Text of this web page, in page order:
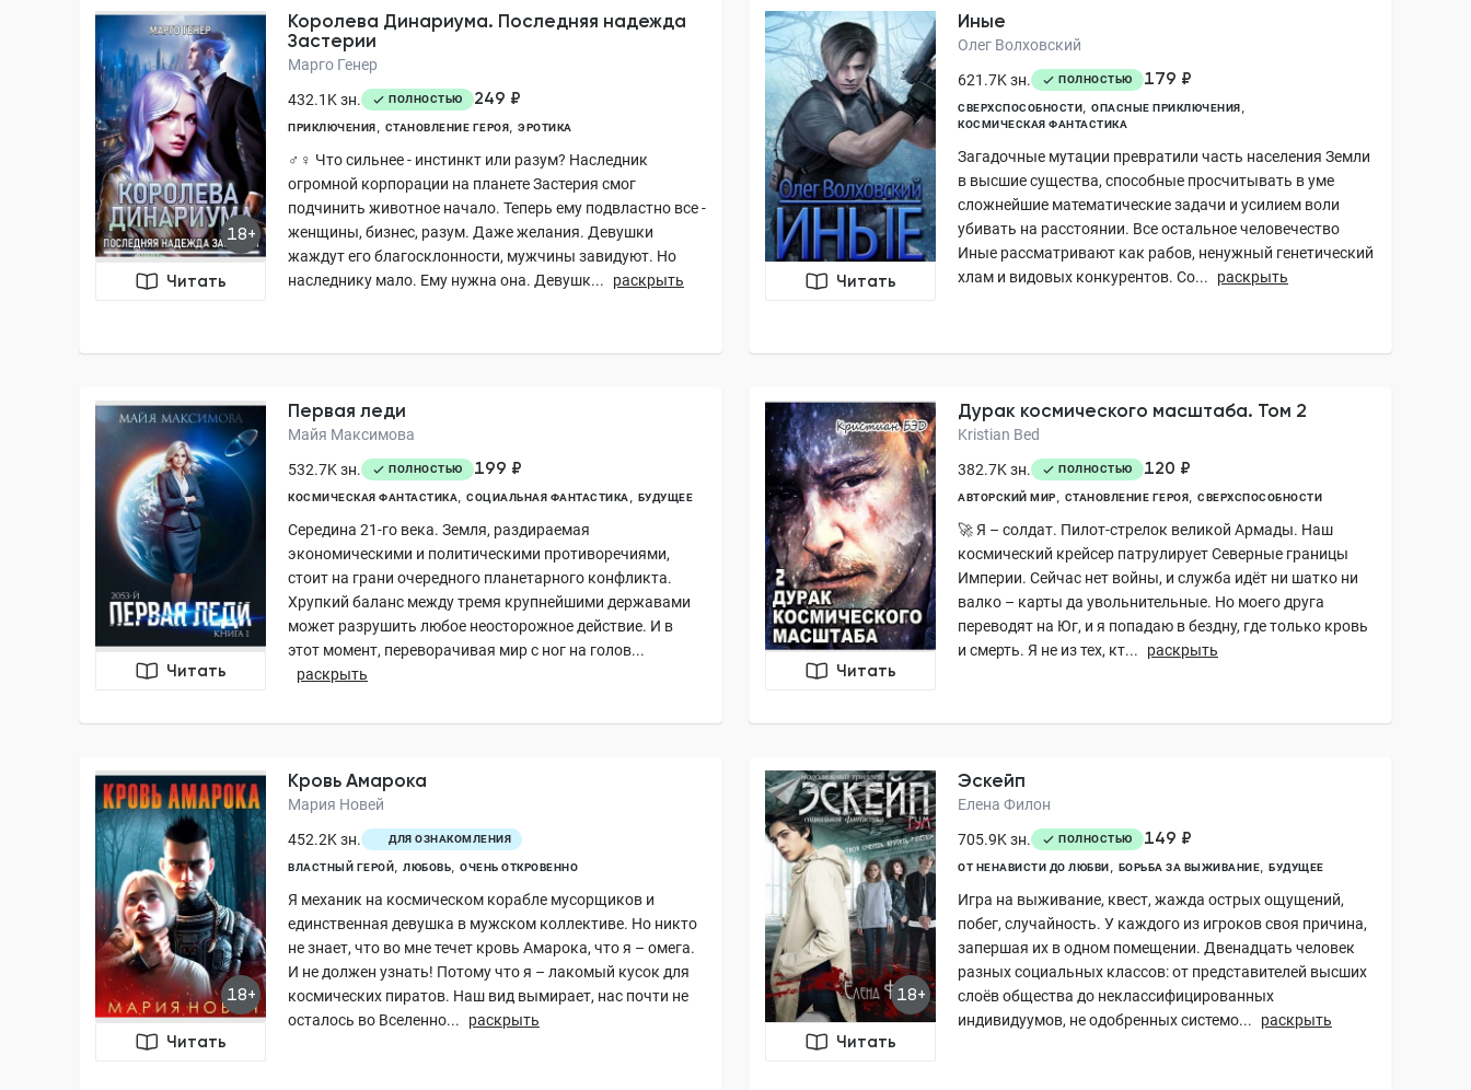
18+
Читать
Королева Динариума. Последняя надежда
Застерии
Марго Генер
432.1K зн.
ПОЛНОСТЬЮ 249 ₽
ПРИКЛЮЧЕНИЯ СТАНОВЛЕНИЕ ГЕРОЯ ЭРОТИКА
♂♀ Что сильнее - инстинкт или разум? Наследник
огромной корпорации на планете Застерия смог
подчинить животное начало. Теперь ему подвластно все -
женщины, бизнес, разум. Даже желания. Девушки
жаждут его благосклонности, мужчины завидуют. Но
наследнику мало. Ему нужна она. Девушк...
раскрыть Читать
Иные
Олег Волховский
621.7K зн.
ПОЛНОСТЬЮ 179 ₽
СВЕРХСПОСОБНОСТИ
ОПАСНЫЕ ПРИКЛЮЧЕНИЯ
КОСМИЧЕСКАЯ ФАНТАСТИКА
Загадочные мутации превратили часть населения Земли
в высшие существа, способные просчитывать в уме
сложнейшие математические задачи и усилием воли
убивать на расстоянии. Все остальное человечество
Иные рассматривают как рабов, ненужный генетический
хлам и видовых конкурентов. Со...
раскрыть
Читать
Первая леди
Майя Максимова
532.7K зн.
ПОЛНОСТЬЮ 199 ₽
КОСМИЧЕСКАЯ ФАНТАСТИКА СОЦИАЛЬНАЯ ФАНТАСТИКА БУДУЩЕЕ
Середина 21-го века. Земля, раздираемая
экономическими и политическими противоречиями,
стоит на грани очередного планетарного конфликта.
Хрупкий баланс между тремя крупнейшими державами
может разрушить любое неосторожное действие. И в
этот момент, переворачивая мир с ног на голов...
раскрыть
Читать
Дурак космического масштаба. Том 2
Kristian Bed
382.7K зн.
ПОЛНОСТЬЮ 120 ₽
АВТОРСКИЙ МИР СТАНОВЛЕНИЕ ГЕРОЯ СВЕРХСПОСОБНОСТИ
🚀 Я – солдат. Пилот-стрелок великой Армады. Наш
космический крейсер патрулирует Северные границы
Империи. Сейчас нет войны, и служба идёт ни шатко ни
валко – карты да увольнительные. Но моего друга
переводят на Юг, и я попадаю в бездну, где только кровь
и смерть. Я не из тех, кт...
раскрыть
18+
Читать
Кровь Амарока
Мария Новей
452.2K зн.
ДЛЯ ОЗНАКОМЛЕНИЯ
ВЛАСТНЫЙ ГЕРОЙ ЛЮБОВЬ ОЧЕНЬ ОТКРОВЕННО
Я механик на космическом корабле мусорщиков и
единственная девушка в мужском коллективе. Но никто
не знает, что во мне течет кровь Амарока, что я – омега.
И не должен узнать! Потому что я – лакомый кусок для
космических пиратов. Наш вид вымирает, нас почти не
осталось во Вселенно...
раскрыть
18+
Читать
Эскейп
Елена Филон
705.9K зн.
ПОЛНОСТЬЮ 149 ₽
ОТ НЕНАВИСТИ ДО ЛЮБВИ БОРЬБА ЗА ВЫЖИВАНИЕ БУДУЩЕЕ
Игра на выживание, квест, жажда острых ощущений,
побег, случайность. У каждого из игроков своя причина,
запершая их в одном помещении. Двенадцать человек
разных социальных классов: от представителей высших
слоёв общества до неклассифицированных
индивидуумов, не одобренных системо...
раскрыть